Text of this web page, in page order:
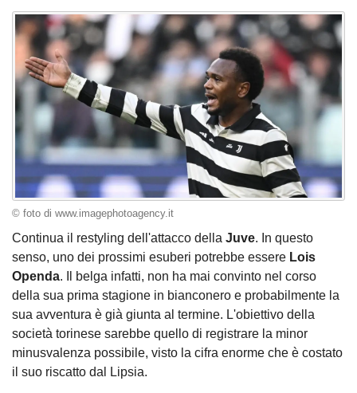
© foto di www.imagephotoagency.it
Continua il restyling dell'attacco della Juve. In questo
senso, uno dei prossimi esuberi potrebbe essere Lois
Openda. Il belga infatti, non ha mai convinto nel corso
della sua prima stagione in bianconero e probabilmente la
sua avventura è già giunta al termine. L'obiettivo della
società torinese sarebbe quello di registrare la minor
minusvalenza possibile, visto la cifra enorme che è costato
il suo riscatto dal Lipsia.